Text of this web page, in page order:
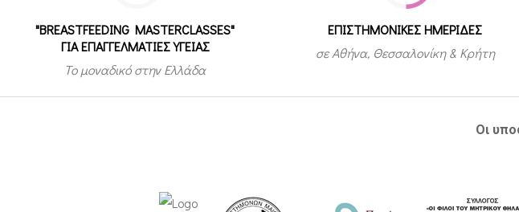
"BREASTFEEDING MASTERCLASSES"
ΓΙΑ ΕΠΑΓΓΕΛΜΑΤΙΕΣ ΥΓΕΙΑΣ
Το μοναδικό στην Ελλάδα
ΕΠΙΣΤΗΜΟΝΙΚΕΣ ΗΜΕΡΙΔΕΣ
σε Αθήνα, Θεσσαλονίκη & Κρήτη
Οι